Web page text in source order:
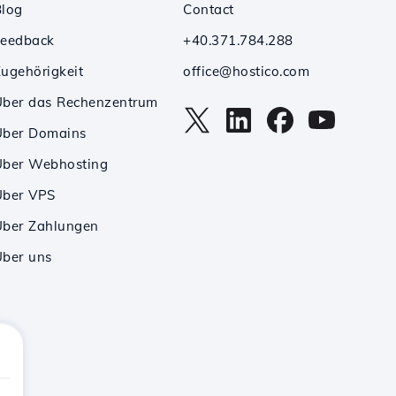
das Rechenzentrum
Domains
Webhosting
VPS
Zahlungen
uns
Contact
+40.371.784.288
office@hostico.com